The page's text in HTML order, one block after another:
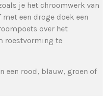
je het chroomwerk van
een droge doek een
over het
roestvorming te
een rood, blauw, groen of